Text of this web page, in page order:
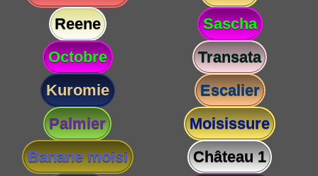
Reene
Sascha
Octobre
Transata
Kuromie
Escalier
Palmier
Moisissure
Banane moisi
Château 1